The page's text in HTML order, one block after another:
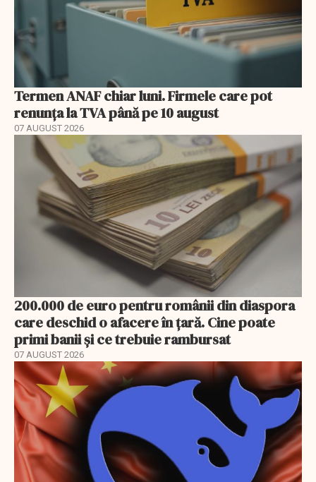
Termen ANAF chiar luni. Firmele care pot
renunța la TVA până pe 10 august
07 AUGUST 2026
200.000 de euro pentru românii din diaspora
care deschid o afacere în țară. Cine poate
primi banii și ce trebuie rambursat
07 AUGUST 2026